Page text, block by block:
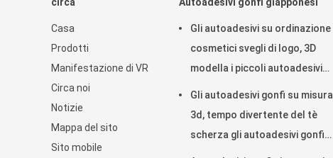
Casa
Prodotti
Manifestazione di VR
Circa noi
Notizie
Mappa del sito
Sito mobile
Gli autoadesivi su ordinazione
cosmetici svegli di logo, 3D
modella i piccoli autoadesivi
Gli autoadesivi gonfi su misura
3d, tempo divertente del tè
scherza gli autoadesivi gonfi